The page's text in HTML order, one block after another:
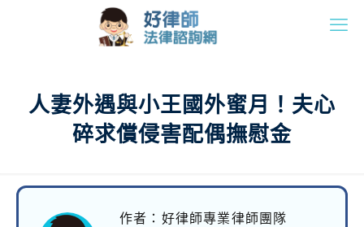
人妻外遇與小王國外蜜月！夫心
碎求償侵害配偶撫慰金
作者：好律師專業律師團隊